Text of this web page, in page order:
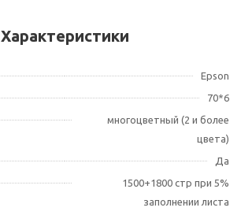
Характеристики
Epson
70*6
многоцветный (2 и более
цвета)
Да
1500+1800 стр при 5%
заполнении листа